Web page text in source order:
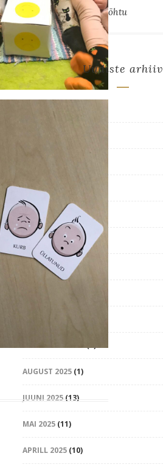
Muinasjutuline õueõhtu
Uudiste arhiiv
JUUNI 2026
MÄRTS 2026
VEEBRUAR 2026(11)
JAANUAR 2026 (3)
DETSEMBER 2025
AUGUST 2025(1)
JUUNI 2025(13)
MAI 2025(11)
APRILL 2025(10)